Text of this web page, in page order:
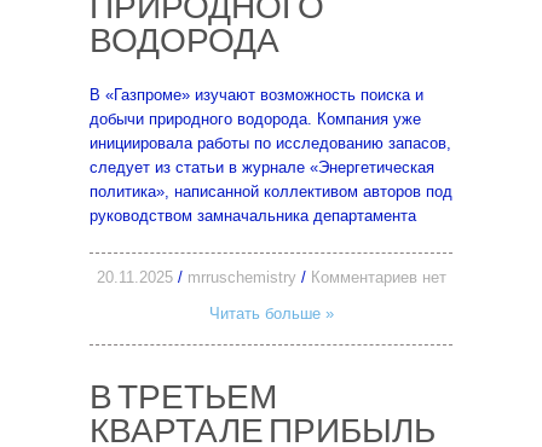
ВОДОРОДА
В «Газпроме» изучают возможность поиска и
добычи природного водорода. Компания уже
инициировала работы по исследованию запасов,
следует из статьи в журнале «Энергетическая
политика», написанной коллективом авторов под
руководством замначальника департамента
20.11.2025/ mrruschemistry / Комментариев нет
Читать больше »
В ТРЕТЬЕМ
КВАРТАЛЕ ПРИБЫЛЬ